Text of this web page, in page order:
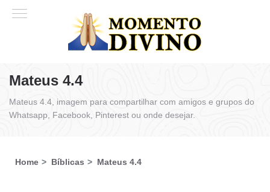
Mateus 4.4
Mateus 4.4, imagem para compartilhar com amigos e grupos do
Whatsapp, Facebook, Pinterest ou onde desejar.
Home Bíblicas Mateus 4.4